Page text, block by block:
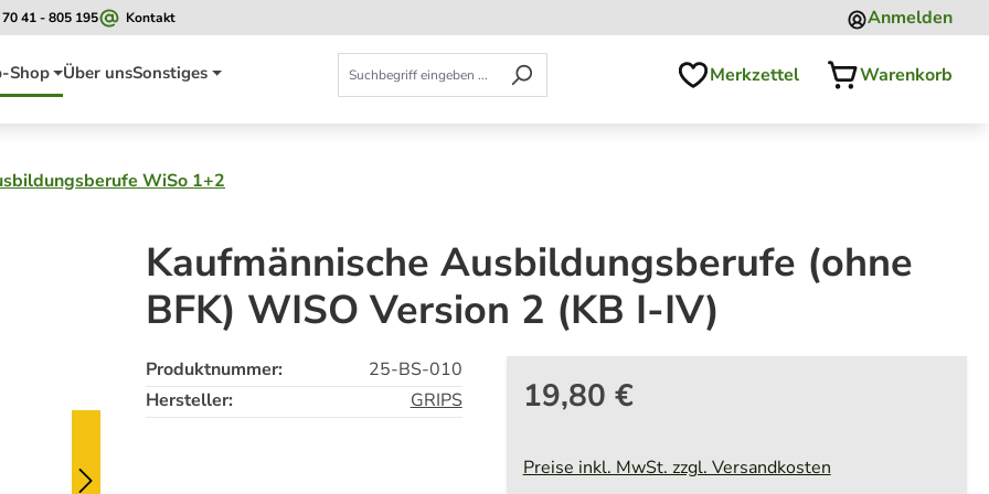
70 41 - 805 195 Kontakt Anmelden
Shop Über unsSonstiges Merkzettel Warenkorb
WiSo 1+2
Kaufmännische Ausbildungsberufe (ohne
BFK) WISO Version 2 (KB I-IV)
Produktnummer:
25-BS-010
Hersteller:
GRIPS 19,80 €
Preise inkl. MwSt. zzgl. Versandkosten